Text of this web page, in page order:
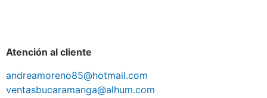
Atención al cliente
andreamoreno85@hotmail.com
ventasbucaramanga@alhum.com